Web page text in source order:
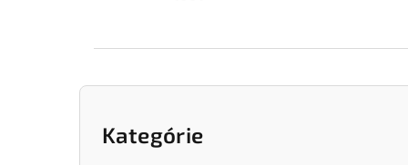
B
Preskočiť
kategórie
Kategórie